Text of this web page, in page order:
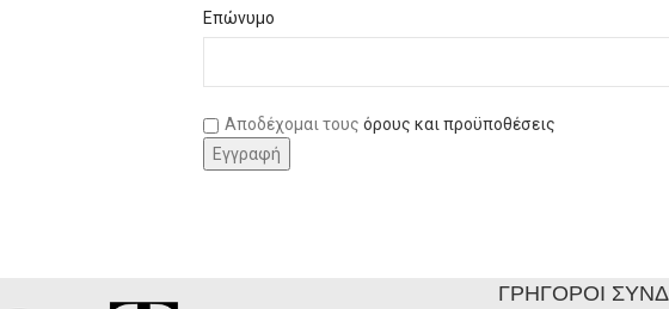
Επώνυμο
Αποδέχομαι τους όρους και προϋποθέσεις
ΓΡΉΓΟΡΟΙ